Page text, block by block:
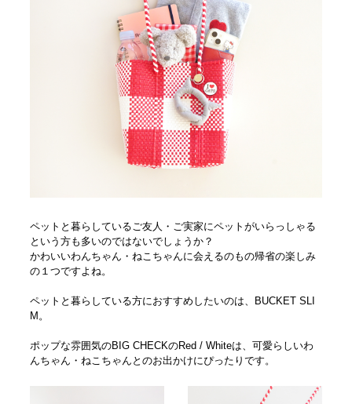
ペットと暮らしているご友人・ご実家にペットがいらっしゃる
という方も多いのではないでしょうか？
かわいいわんちゃん・ねこちゃんに会えるのもの帰省の楽しみ
の１つですよね。
ペットと暮らしている方におすすめしたいのは、BUCKET SLI
M。
ポップな雰囲気のBIG CHECKのRed / Whiteは、可愛らしいわ
んちゃん・ねこちゃんとのお出かけにぴったりです。